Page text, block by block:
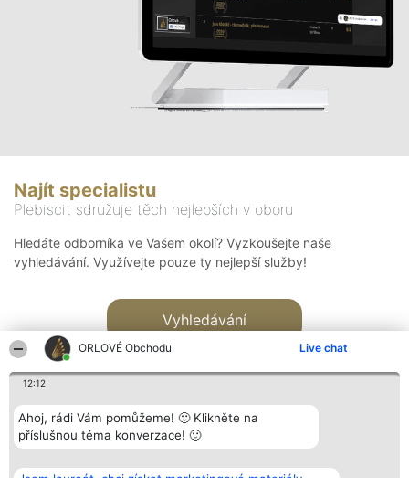
ORLOVÉ Obchodu Live chat
12:12
Ahoj, rádi Vám pomůžeme! 🙂 Klikněte na
příslušnou téma konverzace! 🙂
Najít specialistu
Plebiscit sdružuje těch nejlepších v oboru
Hledáte odborníka ve Vašem okolí? Vyzkoušejte naše
vyhledávání. Využívejte pouze ty nejlepší služby!
Vyhledávání
Bright Side Solutions sp. z o.
Vítězové
Kontakt